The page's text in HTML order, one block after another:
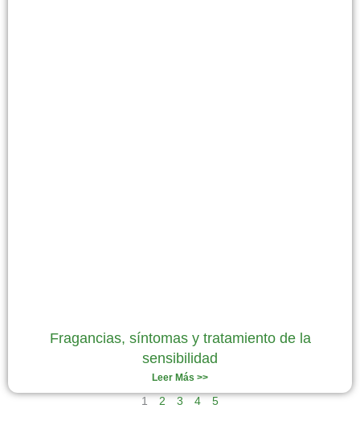
Fragancias, síntomas y tratamiento de la
sensibilidad
Leer Más >>
1 2 3 4 5